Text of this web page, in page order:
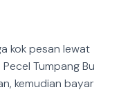
kok pesan lewat
Tumpang Bu
kemudian bayar